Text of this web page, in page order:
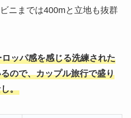
ニまでは400mと立地も抜群
ッパ感を感じる洗練された
ので、カップル旅行で盛り
。